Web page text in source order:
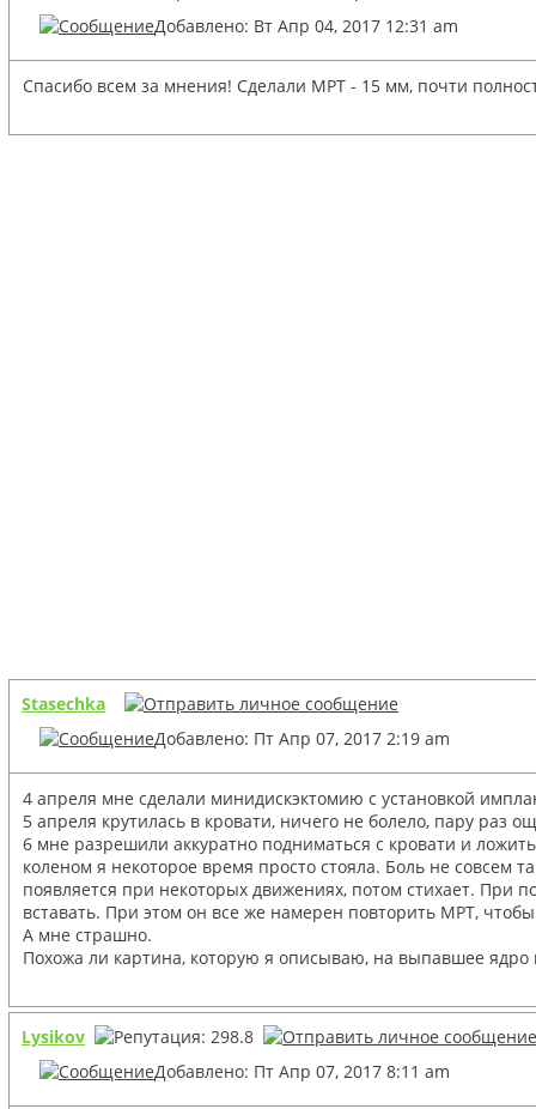
Добавлено: Вт Апр 04, 2017 12:31 am
Спасибо всем за мнения! Сделали МРТ - 15 мм, почти
Stasechka
Добавлено: Пт Апр 07, 2017 2:19 am
4 апреля мне сделали минидискэктомию с установкой
5 апреля крутилась в кровати, ничего не болело, пару раз
6 мне разрешили аккуратно подниматься с кровати и
коленом я некоторое время просто стояла. Боль не совсем
появляется при некоторых движениях, потом стихает. При
вставать. При этом он все же намерен повторить МРТ,
А мне страшно.
Похожа ли картина, которую я описываю, на выпавшее ядро
Lysikov
Добавлено: Пт Апр 07, 2017 8:11 am